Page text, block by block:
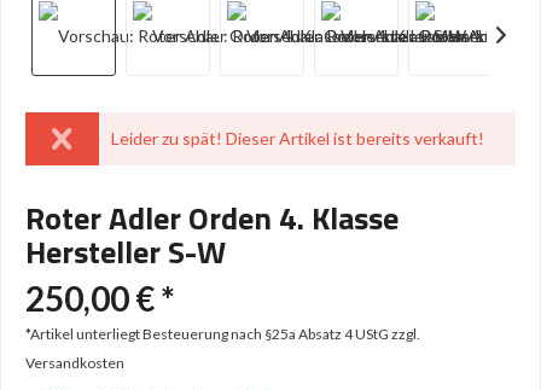
Leider zu spät! Dieser Artikel ist bereits verkauft!
Roter Adler Orden 4. Klasse
Hersteller S-W
250,00 € *
*Artikel unterliegt Besteuerung nach §25a Absatz 4 UStG zzgl.
Versandkosten